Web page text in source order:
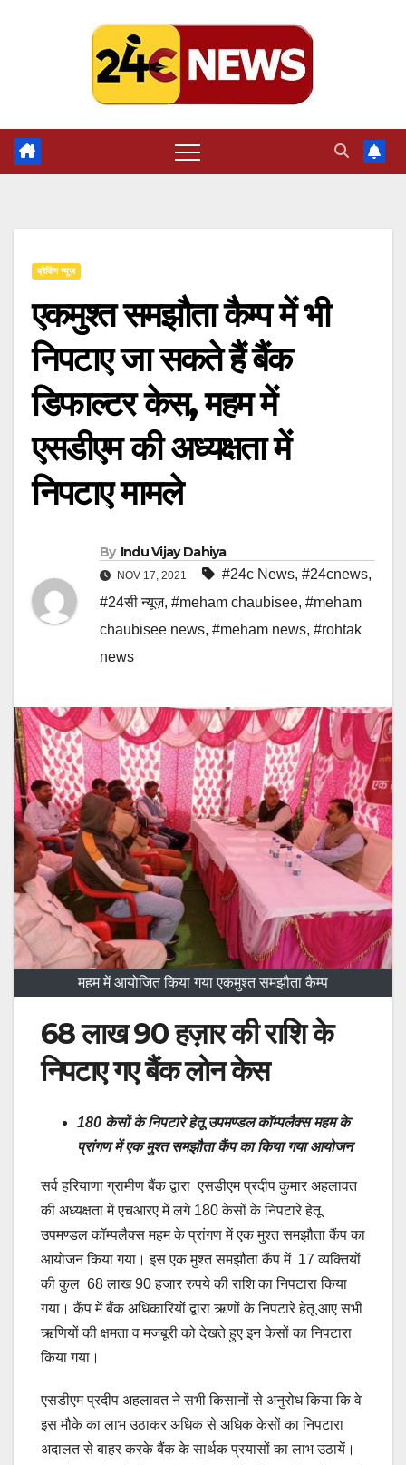
ब्रेकिंग न्यूज़
एकमुश्त समझौता कैम्प में भी
निपटाए जा सकते हैं बैंक
डिफाल्टर केस, महम में
एसडीएम की अध्यक्षता में
निपटाए मामले
By Indu Vijay Dahiya
NOV 17, 2021 #24c News, #24cnews,
#24सी न्यूज़, #meham chaubisee, #meham
chaubisee news, #meham news, #rohtak
news
महम में आयोजित किया गया एकमुश्त समझौता कैम्प
68 लाख 90 हज़ार की राशि के
निपटाए गए बैंक लोन केस
180 केसों के निपटारे हेतू उपमण्डल कॉम्पलैक्स महम के
प्रांगण में एक मुश्त समझौता कैंप का किया गया आयोजन
सर्व हरियाणा ग्रामीण बैंक द्वारा एसडीएम प्रदीप कुमार अहलावत
की अध्यक्षता में एचआरए में लगे 180 केसों के निपटारे हेतू
उपमण्डल कॉम्पलैक्स महम के प्रांगण में एक मुश्त समझौता कैंप का
आयोजन किया गया। इस एक मुश्त समझौता कैंप में 17 व्यक्तियों
की कुल 68 लाख 90 हजार रुपये की राशि का निपटारा किया
गया। कैंप में बैंक अधिकारियों द्वारा ऋणों के निपटारे हेतू आए सभी
ऋणियों की क्षमता व मजबूरी को देखते हुए इन केसों का निपटारा
किया गया।
एसडीएम प्रदीप अहलावत ने सभी किसानों से अनुरोध किया कि वे
इस मौके का लाभ उठाकर अधिक से अधिक केसों का निपटारा
अदालत से बाहर करके बैंक के सार्थक प्रयासों का लाभ उठायें।